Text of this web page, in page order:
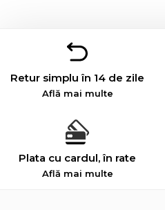
Retur simplu în 14 de zile
Află mai multe
Plata cu cardul, în rate
Află mai multe